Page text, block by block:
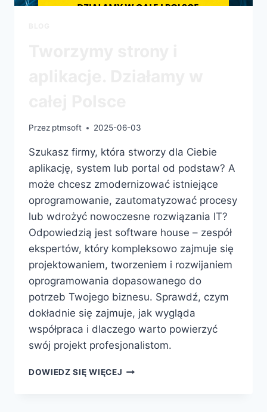
Przez ptmsoft 2025-06-03
Szukasz firmy, która stworzy dla Ciebie
aplikację, system lub portal od podstaw? A
może chcesz zmodernizować istniejące
oprogramowanie, zautomatyzować procesy
lub wdrożyć nowoczesne rozwiązania IT?
Odpowiedzią jest software house – zespół
ekspertów, który kompleksowo zajmuje się
projektowaniem, tworzeniem i rozwijaniem
oprogramowania dopasowanego do
potrzeb Twojego biznesu. Sprawdź, czym
dokładnie się zajmuje, jak wygląda
współpraca i dlaczego warto powierzyć
swój projekt profesjonalistom.
DOWIEDZ SIĘ WIĘCEJ